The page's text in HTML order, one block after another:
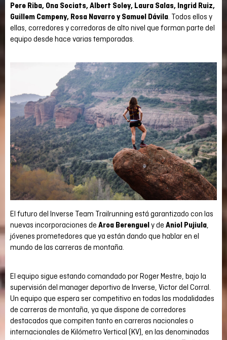
Pere Riba, Ona Sociats, Albert Soley, Laura Salas, Ingrid Ruiz,
Guillem Campeny, Rosa Navarro y Samuel Dávila . Todos ellos y
ellas, corredores y corredoras de alto nivel que forman parte del
equipo desde hace varias temporadas.
El futuro del Inverse Team Trailrunning está garantizado con las
nuevas incorporaciones de Aroa Berenguely de Aniol Pujiula
jóvenes prometedores que ya están dando que hablar en el
mundo de las carreras de montaña.
El equipo sigue estando comandado por Roger Mestre, bajo la
supervisión del manager deportivo de Inverse, Victor del Corral.
Un equipo que espera ser competitivo en todas las modalidades
de carreras de montaña, ya que dispone de corredores
destacados que compiten tanto en carreras nacionales o
internacionales de Kilómetro Vertical (KV), en las denominadas